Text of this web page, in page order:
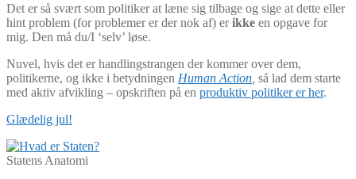
Det er så svært som politiker at læne sig tilbage og sige at dette eller
hint problem (for problemer er der nok af) erikke en opgave for
mig. Den må du/I ‘selv’ løse.
Nuvel, hvis det er handlingstrangen der kommer over dem,
politikerne, og ikke i betydningen Human Action så lad dem starte
med aktiv afvikling – opskriften på en produktiv politiker er her.
Glædelig jul!
Statens Anatomi